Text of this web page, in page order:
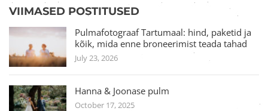
VIIMASED POSTITUSED
Pulmafotograaf Tartumaal: hind, paketid ja
kõik, mida enne broneerimist teada tahad
July 23, 2026
Hanna & Joonase pulm
October 17, 2025